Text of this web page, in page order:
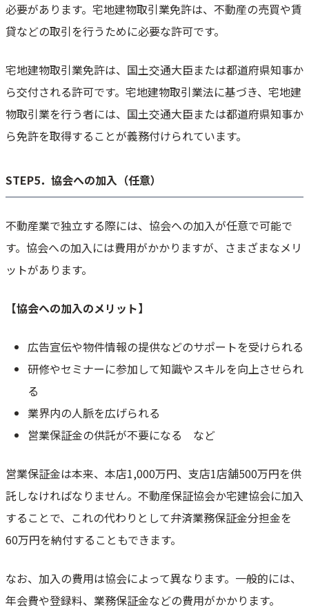
必要があります。宅地建物取引業免許は、不動産の売買や賃
貸などの取引を行うために必要な許可です。
宅地建物取引業免許は、国土交通大臣または都道府県知事か
ら交付される許可です。宅地建物取引業法に基づき、宅地建
物取引業を行う者には、国土交通大臣または都道府県知事か
ら免許を取得することが義務付けられています。
STEP5．協会への加入（任意）
不動産業で独立する際には、協会への加入が任意で可能で
す。協会への加入には費用がかかりますが、さまざまなメリ
ットがあります。
【協会への加入のメリット】
広告宣伝や物件情報の提供などのサポートを受けられる
研修やセミナーに参加して知識やスキルを向上させられ
る
業界内の人脈を広げられる
営業保証金の供託が不要になる など
営業保証金は本来、本店1,000万円、支店1店舗500万円を供
託しなければなりません。不動産保証協会か宅建協会に加入
することで、これの代わりとして弁済業務保証金分担金を
60万円を納付することもできます。
なお、加入の費用は協会によって異なります。一般的には、
年会費や登録料、業務保証金などの費用がかかります。